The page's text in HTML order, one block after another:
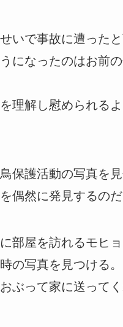
いで事故に遭ったと
になったのはお前
理解し慰められる
保護活動の写真を見
偶然に発見するのだ
部屋を訪れるモヒョ
の写真を見つける。
ぶって家に送って